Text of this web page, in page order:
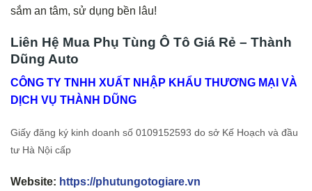
sắm an tâm, sử dụng bền lâu!
Liên Hệ Mua Phụ Tùng Ô Tô Giá Rẻ – Thành
Dũng Auto
CÔNG TY TNHH XUẤT NHẬP KHẨU THƯƠNG MẠI VÀ
DỊCH VỤ THÀNH DŨNG
Giấy đăng ký kinh doanh số 0109152593 do sở Kế Hoạch và đầu
tư Hà Nội cấp
Website: https://phutungotogiare.vn